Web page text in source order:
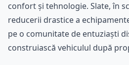
confort și tehnologie. Slate, în
reducerii drastice a
pe o comunitate de entuziaști
construiască vehiculul după